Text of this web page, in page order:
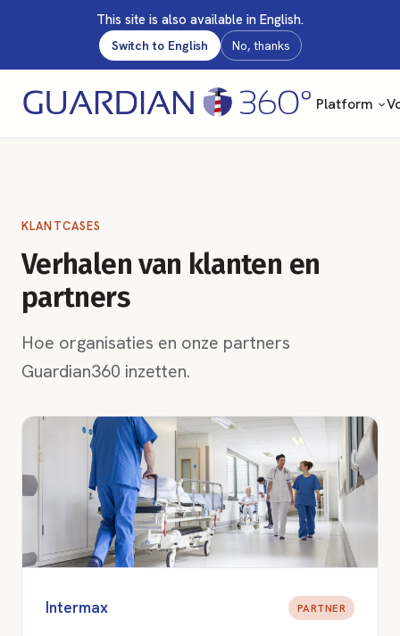
This site is also available in English.
Switch to English No, thanks
Platform
KLANTCASES
Verhalen van klanten en
partners
Hoe organisaties en onze partners
Guardian360 inzetten.
Intermax PARTNER